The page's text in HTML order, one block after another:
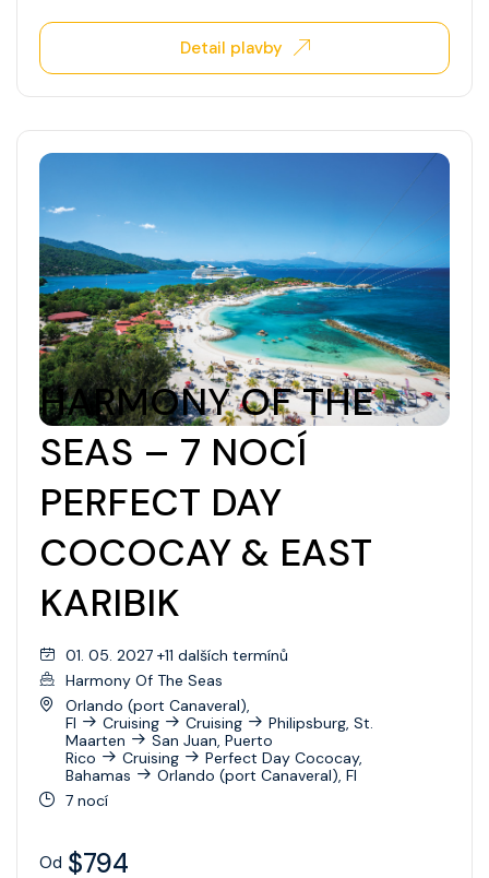
Detail plavby
HARMONY OF THE
SEAS – 7 NOCÍ
PERFECT DAY
COCOCAY & EAST
KARIBIK
01. 05. 2027 +11 dalších termínů
Harmony Of The Seas
Orlando (port Canaveral),
Fl
Cruising Cruising
Philipsburg, St.
Maarten
San Juan, Puerto
Rico
Cruising
Perfect Day Cococay,
Bahamas
Orlando (port Canaveral), Fl
7 nocí
Od $794